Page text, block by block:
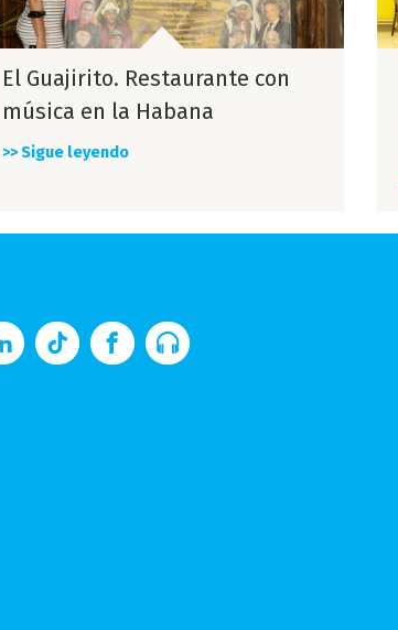
El Guajirito. Restaurante con
música en la Habana
>> Sigue leyendo